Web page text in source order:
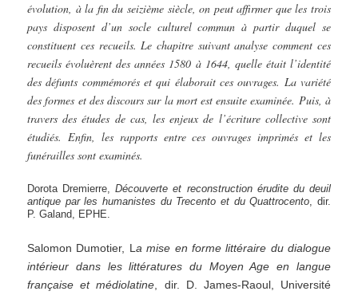
évolution, à la fin du seizième siècle, on peut affirmer que les trois
pays disposent d’un socle culturel commun à partir duquel se
constituent ces recueils. Le chapitre suivant analyse comment ces
recueils évoluèrent des années 1580 à 1644, quelle était l’identité
des défunts commémorés et qui élaborait ces ouvrages. La variété
des formes et des discours sur la mort est ensuite examinée. Puis, à
travers des études de cas, les enjeux de l’écriture collective sont
étudiés. Enfin, les rapports entre ces ouvrages imprimés et les
funérailles sont examinés.
Dorota Dremierre,Découverte et reconstruction érudite du deuil
antique par les humanistes du Trecento et duQuattrocento , dir.
P. Galand, EPHE.
Salomon Dumotier, L a mise en forme littéraire du dialogue
intérieur dans les littératures du Moyen Age en langue
française et médiolatine , dir. D. James-Raoul, Université